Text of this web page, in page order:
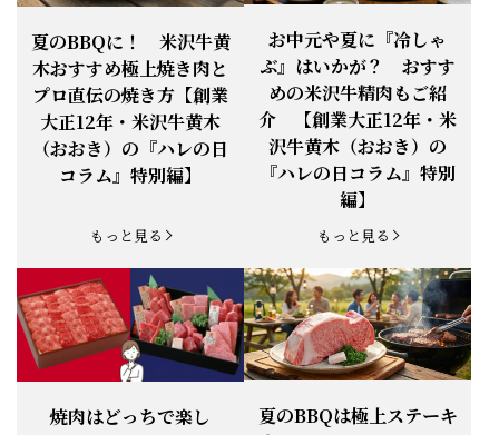
お知らせ 2026.1.25
【ご注意】1月27日（火）は終日、お
電話・FAXが繋がりません（8:30〜
18:00）
お知らせ 2026.1.20
【恵方巻】今年の2月3日は、『米沢牛
恵方巻』を！
お知らせ 2026.1.15
【新商品】『米沢牛だし茶漬け』発売
お知らせ 2025.11.3 「黄木の御歳暮」早割開始！
お知らせ 2025.9.13 「秋分の日」定休日変更のお知らせ
お知らせ 2025.6.16 新登場！一膳ご飯
夏のBBQに！ 米沢牛黄
木おすすめ極上焼き肉と
プロ直伝の焼き方【創業
大正12年・米沢牛黄木
（おおき）の『ハレの日
コラム』特別編】
もっと見る
お中元や夏に『冷しゃ
ぶ』はいかが？ おすす
めの米沢牛精肉もご紹
介 【創業大正12年・米
沢牛黄木（おおき）の
『ハレの日コラム』特別
編】
もっと見る
焼肉はどっちで楽し
夏のBBQは極上ステーキ